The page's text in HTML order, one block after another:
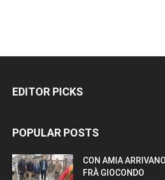
EDITOR PICKS
POPULAR POSTS
CON AMIA
FRÀ GIOCONDO